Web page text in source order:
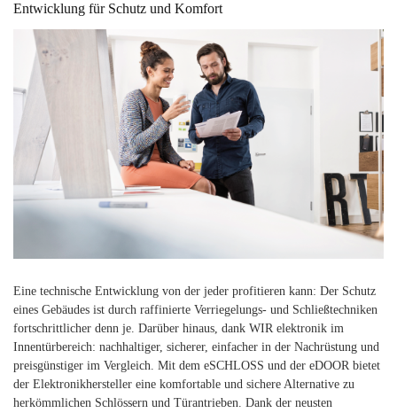
Entwicklung für Schutz und Komfort
Eine technische Entwicklung von der jeder profitieren kann: Der Schutz
eines Gebäudes ist durch raffinierte Verriegelungs- und Schließtechniken
fortschrittlicher denn je. Darüber hinaus, dank WIR elektronik im
Innentürbereich: nachhaltiger, sicherer, einfacher in der Nachrüstung und
preisgünstiger im Vergleich. Mit dem eSCHLOSS und der eDOOR bietet
der Elektronikhersteller eine komfortable und sichere Alternative zu
herkömmlichen Schlössern und Türantrieben. Dank der neusten